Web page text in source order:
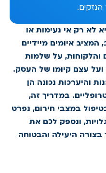
לא רק אי נעימות או
המציב איומים מיידיים
והלקוחות, על שלמות
עצם קיומו של העסק.
והיערכות נכונה הן
במדריך זה,
של 20 שנה בטיפול במצבי חירום, נפרט
ונספק לכם את
היעילה והבטוחה